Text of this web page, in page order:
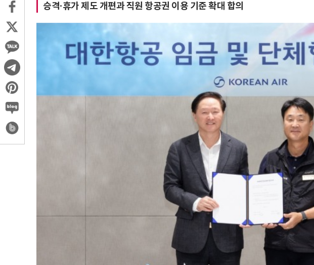
승격·휴가 제도 개편과 직원 항공권 이용 기준 확대 합의